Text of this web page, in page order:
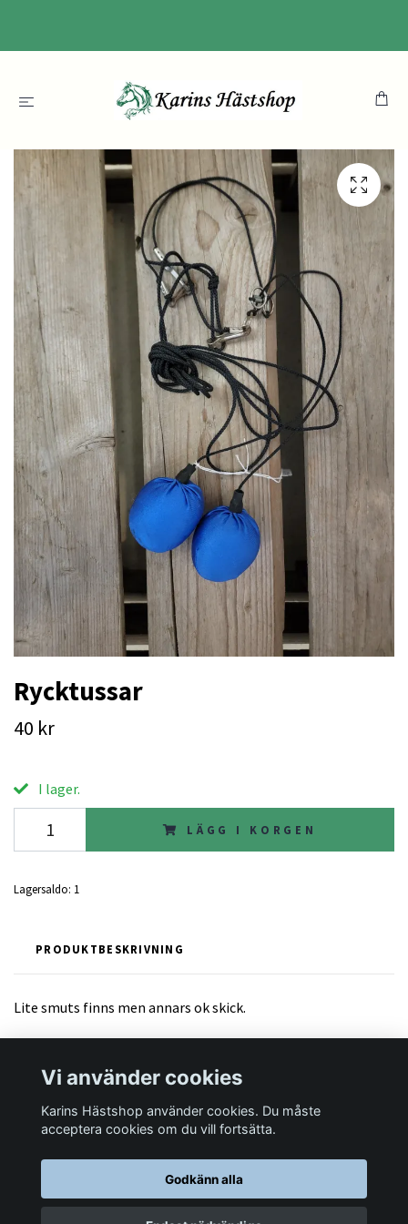
Rycktussar
40 kr
I lager.
LÄGG I KORGEN
Lagersaldo: 1
PRODUKTBESKRIVNING
Lite smuts finns men annars ok skick.
Läs mer
© 2026 Karins Hästshop
Vi använder cookies
Karins Hästshop använder cookies. Du måste
acceptera cookies om du vill fortsätta.
Godkänn alla